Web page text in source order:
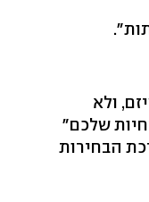
ולא
שלכם"
הבחירות